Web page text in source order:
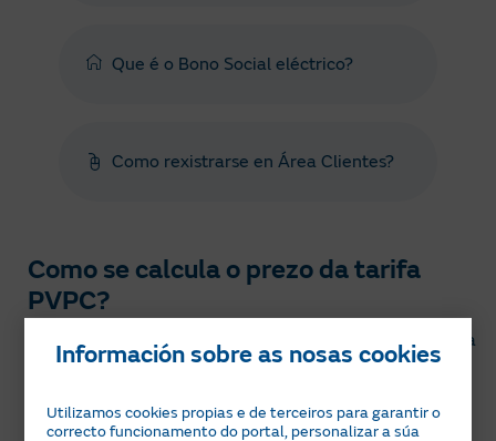
Que é o Bono Social eléctrico?
Como rexistrarse en Área Clientes?
Como se calcula o prezo da tarifa
PVPC?
O cálculo do prezo do PVPC segue sendo horario, pero a
partir do 01 de xaneiro de 2024 o Goberno cambiou a
estable.
Información sobre as nosas cookies
Utilizamos cookies propias e de terceiros para garantir o
correcto funcionamento do portal, personalizar a súa